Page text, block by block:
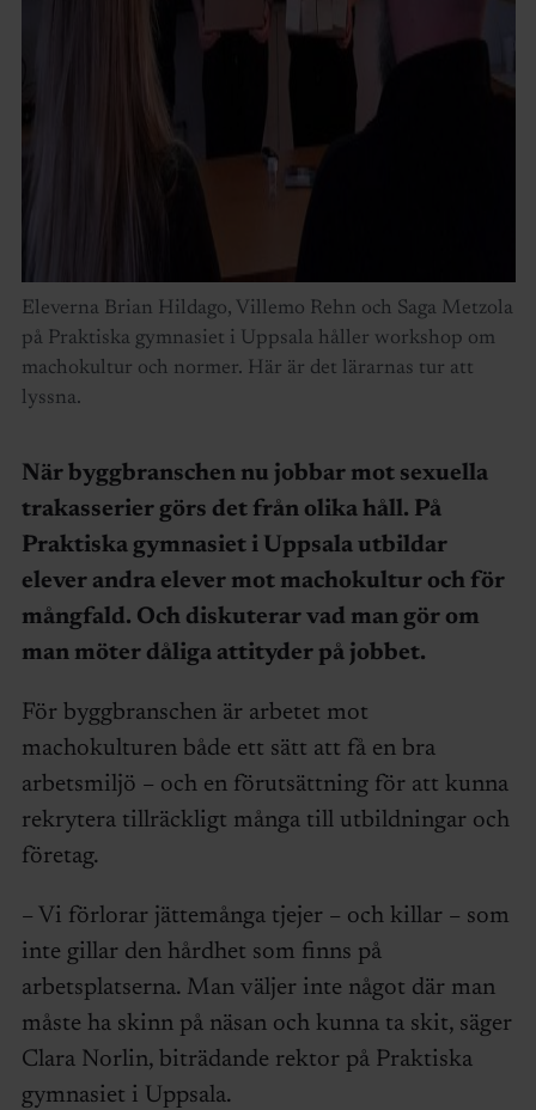
Eleverna Brian Hildago, Villemo Rehn och Saga Metzola
på Praktiska gymnasiet i Uppsala håller workshop om
machokultur och normer. Här är det lärarnas tur att
lyssna.
När byggbranschen nu jobbar mot sexuella
trakasserier görs det från olika håll. På
Praktiska gymnasiet i Uppsala utbildar
elever andra elever mot machokultur och för
mångfald. Och diskuterar vad man gör om
man möter dåliga attityder på jobbet.
För byggbranschen är arbetet mot
machokulturen både ett sätt att få en bra
arbetsmiljö – och en förutsättning för att kunna
rekrytera tillräckligt många till utbildningar och
företag.
– Vi förlorar jättemånga tjejer – och killar – som
inte gillar den hårdhet som finns på
arbetsplatserna. Man väljer inte något där man
måste ha skinn på näsan och kunna ta skit, säger
Clara Norlin, biträdande rektor på Praktiska
gymnasiet i Uppsala.